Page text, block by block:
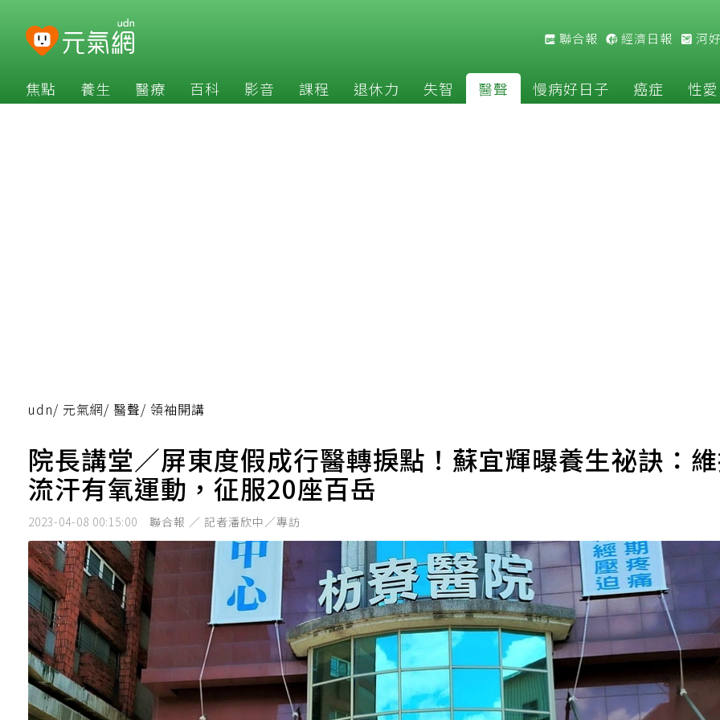
聯合報 經濟日報 河
焦點 養生 醫療 百科 影音 課程 退休力 失智 醫聲 慢病好日子 癌症 性愛
udn/ 元氣網/ 醫聲/ 領袖開講
院長講堂／屏東度假成行醫轉捩點！蘇宜輝曝養生祕訣：
流汗有氧運動，征服20座百岳
2023-04-08 00:15:00 聯合報 ／ 記者潘欣中／專訪